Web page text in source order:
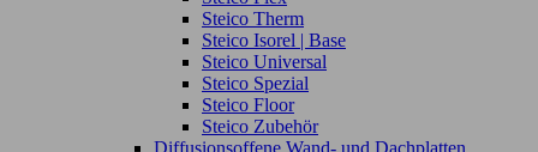
Steico Therm
Steico Isorel | Base
Steico Universal
Steico Spezial
Steico Floor
Steico Zubehör